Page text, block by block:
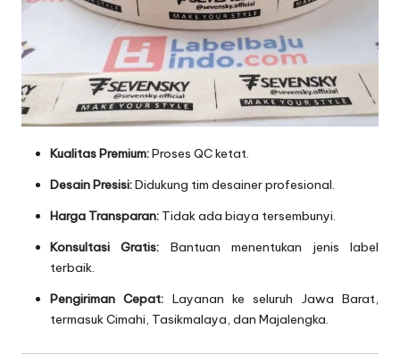
Kualitas Premium:Proses QC ketat.
Desain Presisi:Didukung tim desainer profesional.
Harga Transparan: Tidak ada biaya tersembunyi.
Konsultasi Gratis: Bantuan menentukan jenis label
terbaik.
Pengiriman Cepat: Layanan ke seluruh Jawa Barat,
termasuk Cimahi, Tasikmalaya, dan Majalengka.